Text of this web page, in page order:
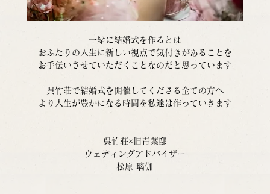
一緒に結婚式を作るとは
おふたりの人生に新しい視点で気付きがあることを
お手伝いさせていただくことなのだと思っています
呉竹荘で結婚式を開催してくださる全ての方へ
より人生が豊かになる時間を私達は作っていきます
呉竹荘×旧青葉邸
ウェディングアドバイザー
松原 璃伽